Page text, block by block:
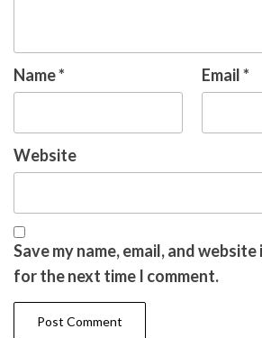
Name* Email*
Website
Save my name, email, and
for the next time I comment.